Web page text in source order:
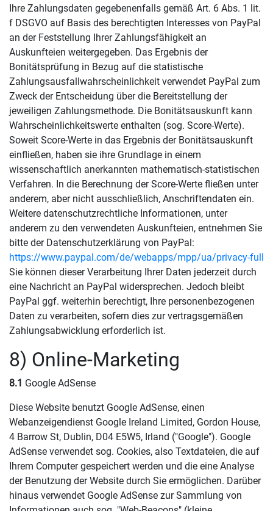
Ihre Zahlungsdaten gegebenenfalls gemäß Art. 6 Abs. 1 lit.
f DSGVO auf Basis des berechtigten Interesses von PayPal
an der Feststellung Ihrer Zahlungsfähigkeit an
Auskunfteien weitergegeben. Das Ergebnis der
Bonitätsprüfung in Bezug auf die statistische
Zahlungsausfallwahrscheinlichkeit verwendet PayPal zum
Zweck der Entscheidung über die Bereitstellung der
jeweiligen Zahlungsmethode. Die Bonitätsauskunft kann
Wahrscheinlichkeitswerte enthalten (sog. Score-Werte).
Soweit Score-Werte in das Ergebnis der Bonitätsauskunft
einfließen, haben sie ihre Grundlage in einem
wissenschaftlich anerkannten mathematisch-statistischen
Verfahren. In die Berechnung der Score-Werte fließen unter
anderem, aber nicht ausschließlich, Anschriftendaten ein.
Weitere datenschutzrechtliche Informationen, unter
anderem zu den verwendeten Auskunfteien, entnehmen Sie
bitte der Datenschutzerklärung von PayPal:
https://www.paypal.com/de/webapps/mpp/ua/privacy-full
Sie können dieser Verarbeitung Ihrer Daten jederzeit durch
eine Nachricht an PayPal widersprechen. Jedoch bleibt
PayPal ggf. weiterhin berechtigt, Ihre personenbezogenen
Daten zu verarbeiten, sofern dies zur vertragsgemäßen
Zahlungsabwicklung erforderlich ist.
8) Online-Marketing
8.1 Google AdSense
Diese Website benutzt Google AdSense, einen
Webanzeigendienst Google Ireland Limited, Gordon House,
4 Barrow St, Dublin, D04 E5W5, Irland ("Google"). Google
AdSense verwendet sog. Cookies, also Textdateien, die auf
Ihrem Computer gespeichert werden und die eine Analyse
der Benutzung der Website durch Sie ermöglichen. Darüber
hinaus verwendet Google AdSense zur Sammlung von